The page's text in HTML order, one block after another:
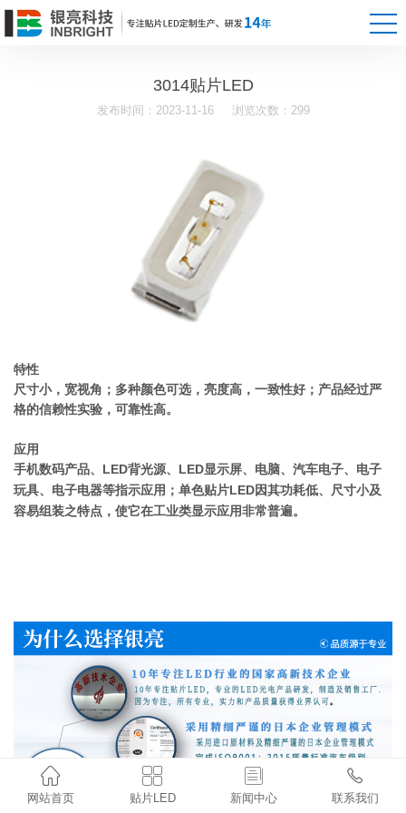
3014贴片LED
发布时间：2023-11-16 浏览次数：299
特性
尺寸小，宽视角；多种颜色可选，亮度高，一致性好；产品经过严
格的信赖性实验，可靠性高。
应用
手机数码产品、LED背光源、LED显示屏、电脑、汽车电子、电子
玩具、电子电器等指示应用；单色贴片LED因其功耗低、尺寸小及
容易组装之特点，使它在工业类显示应用非常普遍。

网站首页

贴片LED

新闻中心

联系我们